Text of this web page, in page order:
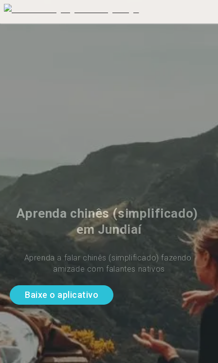
Aprenda chinês (simplificado)
em Jundiaí
Aprenda a falar chinês (simplificado) fazendo
amizade com falantes nativos
Baixe o aplicativo